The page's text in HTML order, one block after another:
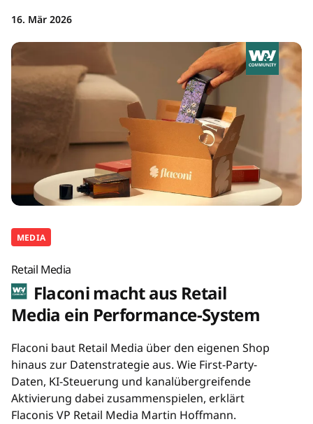
16. Mär 2026
MEDIA
Retail Media
Flaconi macht aus Retail
Media ein Performance-System
Flaconi baut Retail Media über den eigenen Shop
hinaus zur Datenstrategie aus. Wie First-Party-
Daten, KI-Steuerung und kanalübergreifende
Aktivierung dabei zusammenspielen, erklärt
Flaconis VP Retail Media Martin Hoffmann.